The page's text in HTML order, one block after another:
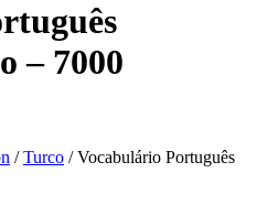
– 7000
/Turco / Vocabulário Português